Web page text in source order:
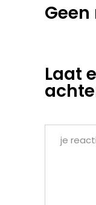
Laat